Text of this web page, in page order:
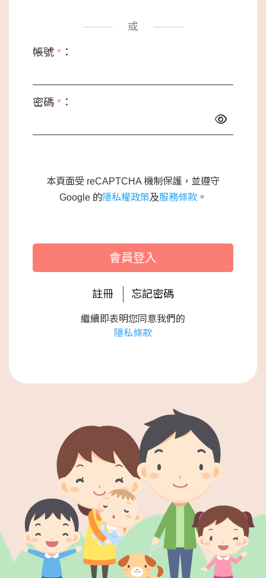
或
帳號 * ：
密碼 * ：
本頁面受 reCAPTCHA 機制保護，並遵守
Google 的隱私權政策及服務條款 。
會員登入
註冊 忘記密碼
繼續即表明您同意我們的
隱私條款